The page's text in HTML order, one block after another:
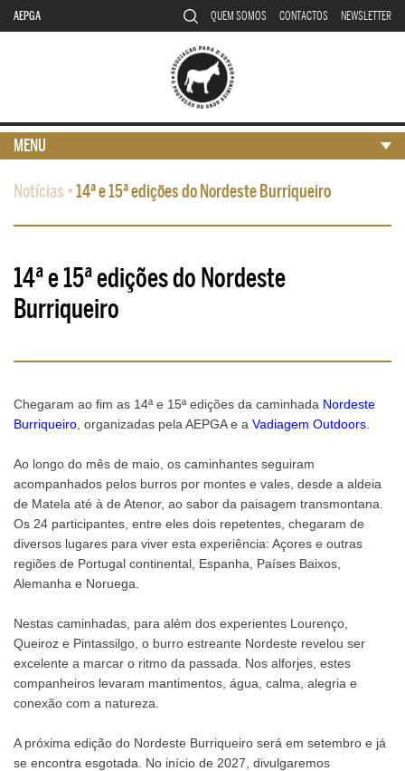
AEPGA QUEM SOMOS CONTACTOS NEWSLETTER
Notícias •14ª e 15ª edições do Nordeste Burriqueiro
14ª e 15ª edições do Nordeste
Burriqueiro
Chegaram ao fim as 14ª e 15ª edições da caminhada Nordeste
Burriqueiro , organizadas pela AEPGA e a Vadiagem Outdoors
Ao longo do mês de maio, os caminhantes seguiram
acompanhados pelos burros por montes e vales, desde a aldeia
de Matela até à de Atenor, ao sabor da paisagem transmontana.
Os 24 participantes, entre eles dois repetentes, chegaram de
diversos lugares para viver esta experiência: Açores e outras
regiões de Portugal continental, Espanha, Países Baixos,
Alemanha e Noruega.
Nestas caminhadas, para além dos experientes Lourenço,
Queiroz e Pintassilgo, o burro estreante Nordeste revelou ser
excelente a marcar o ritmo da passada. Nos alforjes, estes
companheiros levaram mantimentos, água, calma, alegria e
conexão com a natureza.
A próxima edição do Nordeste Burriqueiro será em setembro e já
se encontra esgotada. No início de 2027, divulgaremos
MENU